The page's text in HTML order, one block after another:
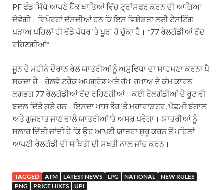
PF ਫੰਡ ਸਿੱਧੇ ਆਪਣੇ ਬੈਂਕ ਖਾਤਿਆਂ ਵਿੱਚ ਟ੍ਰਾਂਸਫਰ ਕਰਨ ਦੀ ਆਗਿਆ
ਦੇਵੇਗੀ। ਰਿਪੋਰਟਾਂ ਦੱਸਦੀਆਂ ਹਨ ਕਿ ਇਸ ਵਿਸ਼ੇਸ਼ਤਾ ਲਈ ਟੈਸਟਿੰਗ
ਪੜਾਅ ਪਹਿਲਾਂ ਹੀ ਵੱਡੇ ਪੱਧਰ ‘ਤੇ ਪੂਰਾ ਹੋ ਚੁੱਕਾ ਹੈ। *77 ਰੇਲਗੱਡੀਆਂ ਰੱਦ
ਰਹਿਣਗੀਆਂ*
ਜੂਨ ਦੇ ਮਹੀਨੇ ਦੌਰਾਨ ਰੇਲ ਯਾਤਰੀਆਂ ਨੂੰ ਅਸੁਵਿਧਾ ਦਾ ਸਾਹਮਣਾ ਕਰਨਾ ਪੈ
ਸਕਦਾ ਹੈ। ਰੇਲਵੇ ਟਰੈਕ ਅਪਗ੍ਰੇਡ ਅਤੇ ਰੱਖ-ਰਖਾਅ ਦੇ ਕੰਮ ਕਾਰਨ
ਲਗਭਗ 77 ਰੇਲਗੱਡੀਆਂ ਰੱਦ ਰਹਿਣਗੀਆਂ। ਕਈ ਰੇਲਗੱਡੀਆਂ ਦੇ ਰੂਟ ਵੀ
ਬਦਲ ਦਿੱਤੇ ਗਏ ਹਨ। ਇਸਦਾ ਖਾਸ ਤੌਰ ‘ਤੇ ਮਹਾਰਾਸ਼ਟਰ, ਪੱਛਮੀ ਬੰਗਾਲ
ਅਤੇ ਗੁਜਰਾਤ ਜਾਣ ਵਾਲੇ ਯਾਤਰੀਆਂ ‘ਤੇ ਅਸਰ ਪਵੇਗਾ। ਯਾਤਰੀਆਂ ਨੂੰ
ਸਲਾਹ ਦਿੱਤੀ ਜਾਂਦੀ ਹੈ ਕਿ ਉਹ ਆਪਣੀ ਯਾਤਰਾ ਸ਼ੁਰੂ ਕਰਨ ਤੋਂ ਪਹਿਲਾਂ
ਆਪਣੀ ਰੇਲਗੱਡੀ ਦੀ ਸਥਿਤੀ ਦੀ ਸਖਤੀ ਨਾਲ ਜਾਂਚ ਕਰਨ।
TAGGED ATM LATEST NEWS LPG NATIONAL
NEW RULES
PNG
PRICE HIKES UPI